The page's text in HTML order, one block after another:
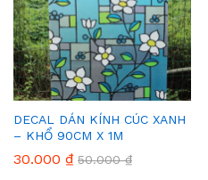
DECAL DÁN KÍNH CÚC XANH
– KHỔ 90CM X 1M
30.000 ₫ 50.000₫